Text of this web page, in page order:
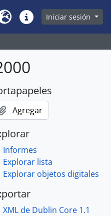
Enlaces rápidos
Iniciar sesión
Agregar
Informes
Explorar lista
Explorar objetos digitales
XML de Dublin Core 1.1